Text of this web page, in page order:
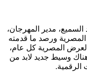
مدير المهرجان،
المصرية ورصد ما قدمته
المصرية كل عام،
وسيط جديد لابد من
الرقمية.